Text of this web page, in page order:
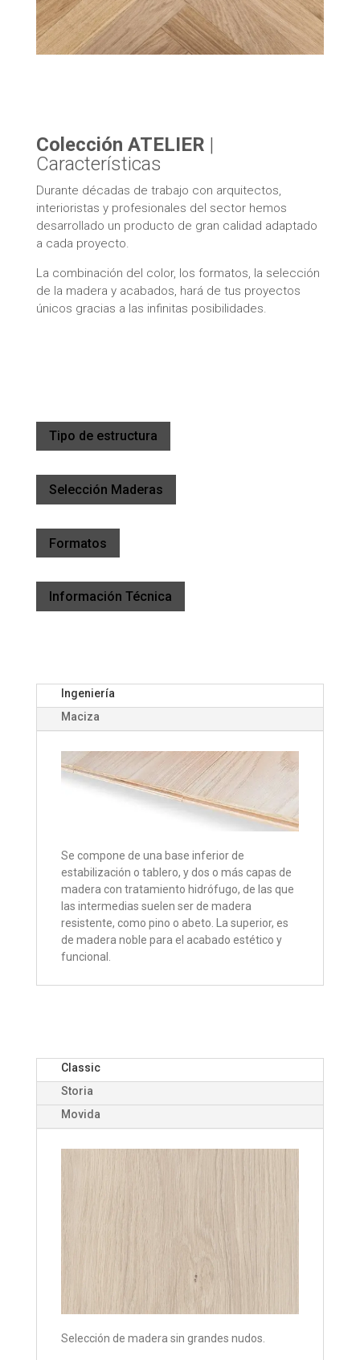
Colección ATELIER |
Características
Durante décadas de trabajo con arquitectos,
interioristas y profesionales del sector hemos
desarrollado un producto de gran calidad adaptado
a cada proyecto.
La combinación del color, los formatos, la selección
de la madera y acabados, hará de tus proyectos
únicos gracias a las infinitas posibilidades.
Tipo de estructura
Selección Maderas
Formatos
Información Técnica
Ingeniería
Maciza
Se compone de una base inferior de
estabilización o tablero, y dos o más capas de
madera con tratamiento hidrófugo, de las que
las intermedias suelen ser de madera
resistente, como pino o abeto. La superior, es
de madera noble para el acabado estético y
funcional.
Classic
Storia
Movida
Selección de madera sin grandes nudos.